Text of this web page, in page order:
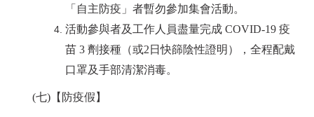
「自主防疫」者暫勿參加集會活動。
活動參與者及工作人員盡量完成 COVID-19 疫
苗 3 劑接種（或2日快篩陰性證明），全程配戴
口罩及手部清潔消毒。
(七)【防疫假】